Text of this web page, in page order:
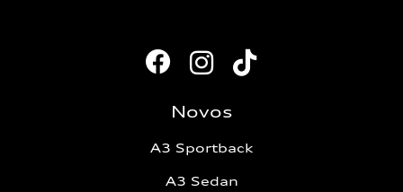
Novos
A3 Sportback
A3 Sedan